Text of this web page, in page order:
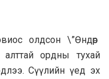
олдсон \”Өндөр
ордны тухай
Сүүлийн үед эх